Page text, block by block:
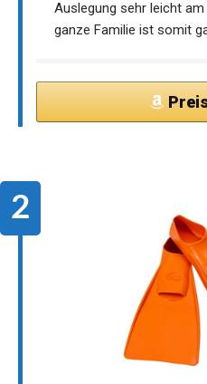
Auslegung sehr leicht
ganze Familie ist somit